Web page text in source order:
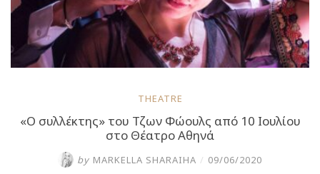
THEATRE
«O συλλέκτης» του Τζων Φώουλς από 10 Ιουλίου
στο Θέατρο Αθηνά
by MARKELLA SHARAIHA / 09/06/2020